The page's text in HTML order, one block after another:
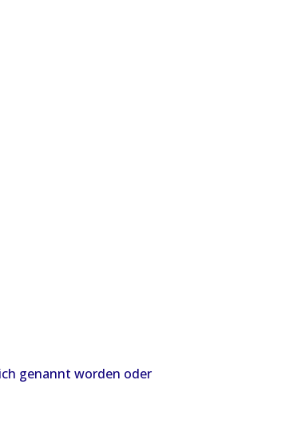
genannt worden oder